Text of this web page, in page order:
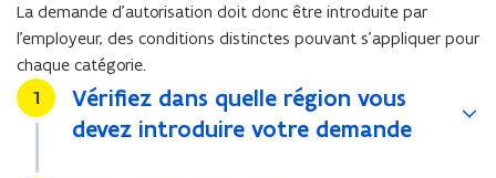
La demande d’autorisation doit donc être introduite par
l’employeur, des conditions distinctes pouvant s’appliquer pour
chaque catégorie.
Stap
1
Vérifiez dans quelle région vous
devez introduire votre demande